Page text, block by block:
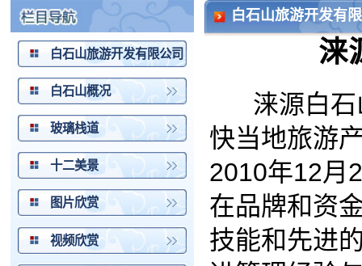
白石山旅游开发有限公司
白石山概况
玻璃栈道
十二美景
图片欣赏
视频欣赏
涞源
涞源白石山旅
快当地旅游产
2010年12月24
在品牌和资金
技能和先进的
进管理经验与
资源进行重新